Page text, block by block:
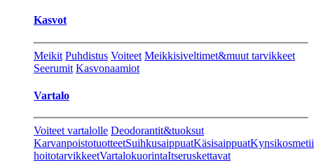
Kasvot
Meikit Puhdistus Voiteet Meikkisiveltimet&muut tarvikkeet
Seerumit Kasvonaamiot
Vartalo
Voiteet vartalolle Deodorantit&tuoksut
KarvanpoistotuotteetSuihkusaippuatKäsisaippuat
hoitotarvikkeetVartalokuorintaItseruskettavat